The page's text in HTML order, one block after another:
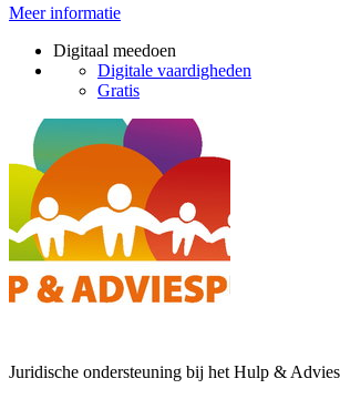
Meer informatie
Digitaal meedoen
Digitale vaardigheden
Gratis
Juridische ondersteuning bij het Hulp &